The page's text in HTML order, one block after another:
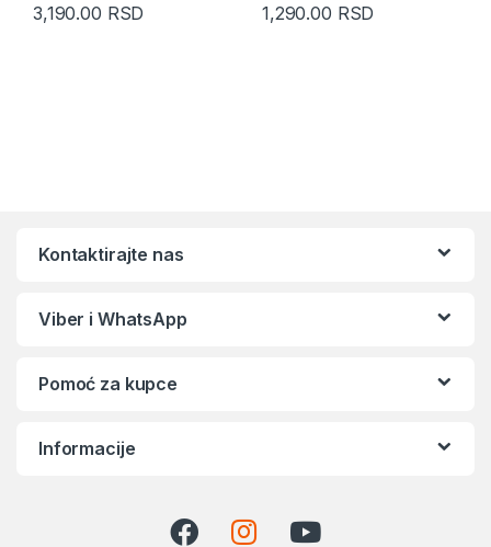
3,190.00 RSD 1,290.00 RSD
Kontaktirajte nas
Viber i WhatsApp
Pomoć za kupce
Informacije